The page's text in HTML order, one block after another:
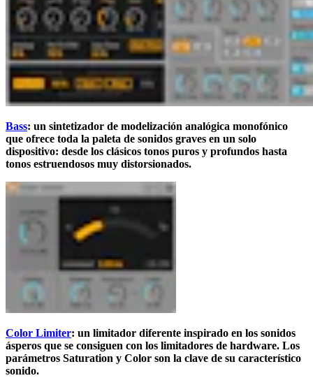
Bass: un sintetizador de modelización analógica monofónico
que ofrece toda la paleta de sonidos graves en un solo
dispositivo: desde los clásicos tonos puros y profundos hasta
tonos estruendosos muy distorsionados.
Color Limiter: un limitador diferente inspirado en los sonidos
ásperos que se consiguen con los limitadores de hardware. Los
parámetros Saturation y Color son la clave de su característico
sonido.